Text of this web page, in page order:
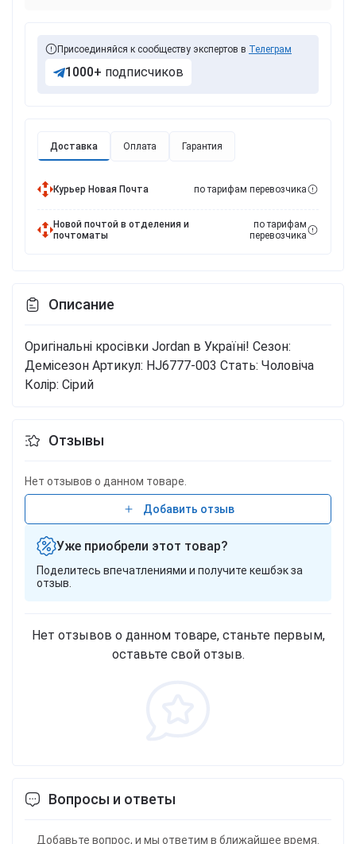
Доставка Оплата Гарантия
Курьер Новая Почта по тарифам перевозчика
Новой почтой в отделения и
почтоматы
по тарифам
перевозчика
Присоединяйся к сообществу экспертов в Телеграм
1000+ подписчиков
Описание
Оригінальні кросівки Jordan в Україні! Сезон:
Демісезон Артикул: HJ6777-003 Стать: Чоловіча
Колір: Сірий
Отзывы
Нет отзывов о данном товаре.
Добавить отзыв
Уже приобрели этот товар?
Поделитесь впечатлениями и получите кешбэк за
отзыв.
Нет отзывов о данном товаре, станьте первым,
оставьте свой отзыв.
Вопросы и ответы
Добавьте вопрос, и мы ответим в ближайшее время.